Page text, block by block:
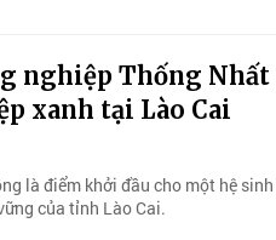
nghiệp Thống Nhất
xanh tại Lào Cai
là điểm khởi đầu cho một hệ
của tỉnh Lào Cai.